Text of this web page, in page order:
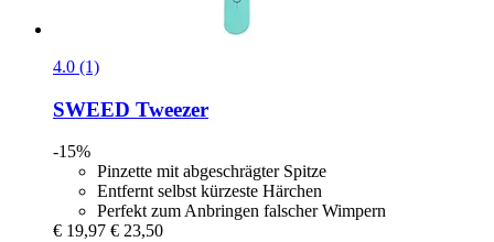
4.0 (1)
SWEED Tweezer
-15%
Pinzette mit abgeschrägter Spitze
Entfernt selbst kürzeste Härchen
Perfekt zum Anbringen falscher Wimpern
€ 19,97 € 23,50